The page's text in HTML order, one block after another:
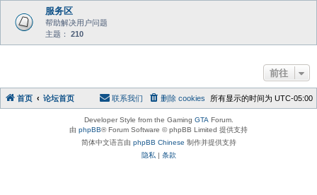
服务区
帮助解决用户问题
主题： 210
前往
首页 论坛首页 所有显示的时间为 UTC-05:00
删除 cookies
联系我们
Developer Style from the Gaming GTA Forum.
由 phpBB® Forum Software © phpBB Limited 提供支持
简体中文语言由 phpBB Chinese 制作并提供支持
隐私 | 条款